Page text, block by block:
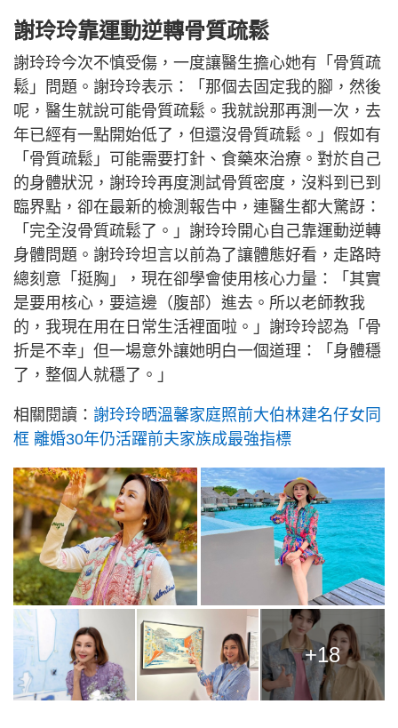
謝玲玲靠運動逆轉骨質疏鬆
謝玲玲今次不慎受傷，一度讓醫生擔心她有「骨質疏
鬆」問題。謝玲玲表示：「那個去固定我的腳，然後
呢，醫生就說可能骨質疏鬆。我就說那再測一次，去
年已經有一點開始低了，但還沒骨質疏鬆。」假如有
「骨質疏鬆」可能需要打針、食藥來治療。對於自己
的身體狀況，謝玲玲再度測試骨質密度，沒料到已到
臨界點，卻在最新的檢測報告中，連醫生都大驚訝：
「完全沒骨質疏鬆了。」謝玲玲開心自己靠運動逆轉
身體問題。謝玲玲坦言以前為了讓體態好看，走路時
總刻意「挺胸」，現在卻學會使用核心力量：「其實
是要用核心，要這邊（腹部）進去。所以老師教我
的，我現在用在日常生活裡面啦。」謝玲玲認為「骨
折是不幸」但一場意外讓她明白一個道理：「身體穩
了，整個人就穩了。」
相關閱讀： 謝玲玲晒溫馨家庭照前大伯林建名仔女同
框 離婚30年仍活躍前夫家族成最強指標
+18